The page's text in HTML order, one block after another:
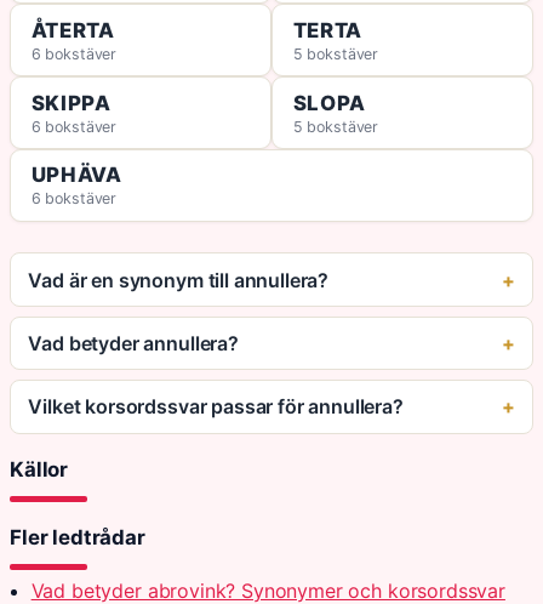
ÅTERTA
6 bokstäver
TERTA
5 bokstäver
SKIPPA
6 bokstäver
SLOPA
5 bokstäver
UPHÄVA
6 bokstäver
Vad är en synonym till annullera?
Vad betyder annullera?
Vilket korsordssvar passar för annullera?
Källor
Fler ledtrådar
Vad betyder abrovink? Synonymer och korsordssvar